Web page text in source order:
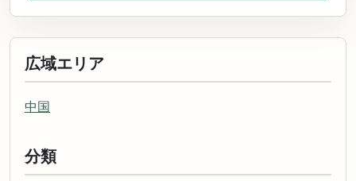
広域エリア
中国
分類